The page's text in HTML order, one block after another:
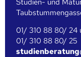
01/ 310 88 80/ 24
01/ 310 88 80/ 25